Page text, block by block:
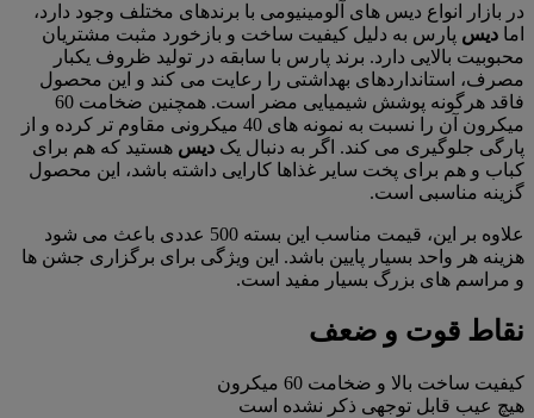
در بازار انواع دیس های آلومینیومی با برندهای مختلف وجود دارد،
اما دیس پارس به دلیل کیفیت ساخت و بازخورد مثبت مشتریان
محبوبیت بالایی دارد. برند پارس با سابقه در تولید ظروف یکبار
مصرف، استانداردهای بهداشتی را رعایت می کند و این محصول
فاقد هرگونه پوشش شیمیایی مضر است. همچنین ضخامت 60
میکرون آن را نسبت به نمونه های 40 میکرونی مقاوم تر کرده و از
پارگی جلوگیری می کند. اگر به دنبال یک دیس هستید که هم برای
کباب و هم برای پخت سایر غذاها کارایی داشته باشد، این محصول
گزینه مناسبی است.
علاوه بر این، قیمت مناسب این بسته 500 عددی باعث می شود
هزینه هر واحد بسیار پایین باشد. این ویژگی برای برگزاری جشن ها
و مراسم های بزرگ بسیار مفید است.
نقاط قوت و ضعف
کیفیت ساخت بالا و ضخامت 60 میکرون
هیچ عیب قابل توجهی ذکر نشده است